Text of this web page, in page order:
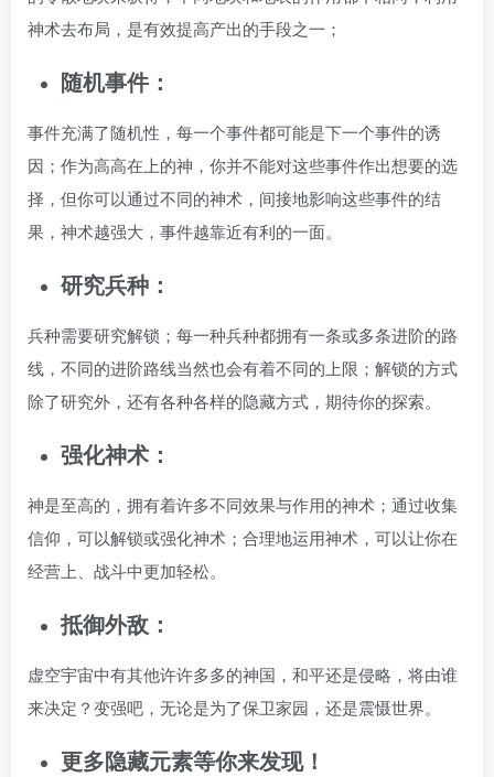
神术去布局，是有效提高产出的手段之一；
随机事件：
事件充满了随机性，每一个事件都可能是下一个事件的诱
因；作为高高在上的神，你并不能对这些事件作出想要的选
择，但你可以通过不同的神术，间接地影响这些事件的结
果，神术越强大，事件越靠近有利的一面。
研究兵种：
兵种需要研究解锁；每一种兵种都拥有一条或多条进阶的路
线，不同的进阶路线当然也会有着不同的上限；解锁的方式
除了研究外，还有各种各样的隐藏方式，期待你的探索。
强化神术：
神是至高的，拥有着许多不同效果与作用的神术；通过收集
信仰，可以解锁或强化神术；合理地运用神术，可以让你在
经营上、战斗中更加轻松。
抵御外敌：
虚空宇宙中有其他许许多多的神国，和平还是侵略，将由谁
来决定？变强吧，无论是为了保卫家园，还是震慑世界。
更多隐藏元素等你来发现！